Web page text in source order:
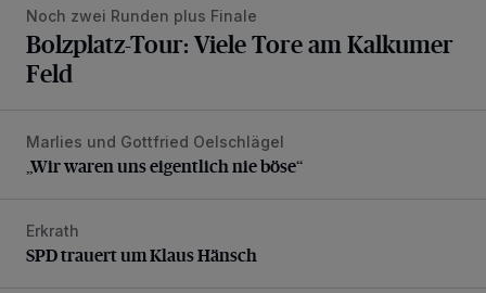
Noch zwei Runden plus Finale
Bolzplatz-Tour: Viele Tore am Kalkumer
Feld
„Wir waren uns eigentlich nie böse“
Marlies und Gottfried Oelschlägel
„Wir waren uns eigentlich nie böse“
SPD trauert um Klaus Hänsch
Erkrath
SPD trauert um Klaus Hänsch